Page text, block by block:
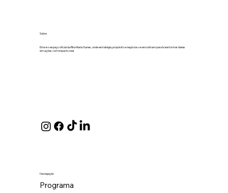
Sobre
Este é o espaço oficial da Rita Maria Nunes, onde estratégia, propósito e negócios se encontram para transformar ideias
em ações com impacto real.
Navegação
Programa